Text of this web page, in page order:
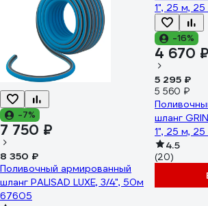
-7%
7 750 ₽
8 350 ₽
Поливочный армированный
шланг PALISAD LUXE, 3/4", 50м
67605
-16%
4 670 ₽
5 295 ₽
5 560 ₽
шланг
1", 25 м,
4.5
(20)